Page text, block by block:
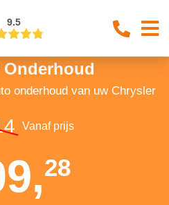
9.5
onderhoud van uw Chrysler
Vanaf prijs
28